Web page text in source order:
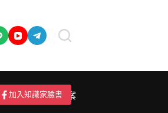
成為作者/投稿/提案
加入知識家臉書